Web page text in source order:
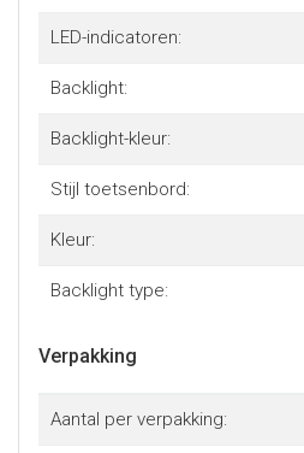
Hoogte: 39 mm
Gewicht (bij benadering): 871 gram
LED-indicatoren:
Backlight:
Backlight-kleur:
Stijl toetsenbord:
Kleur:
Backlight type:
Verpakking
Aantal per verpakking: